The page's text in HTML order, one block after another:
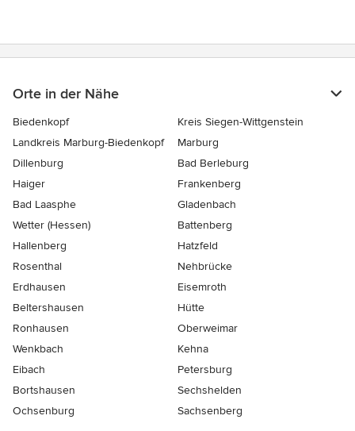
Orte in der Nähe
Biedenkopf
Kreis Siegen-Wittgenstein
Landkreis Marburg-Biedenkopf
Marburg
Dillenburg
Bad Berleburg
Haiger
Frankenberg
Bad Laasphe
Gladenbach
Wetter (Hessen)
Battenberg
Hallenberg
Hatzfeld
Rosenthal
Nehbrücke
Erdhausen
Eisemroth
Beltershausen
Hütte
Ronhausen
Oberweimar
Wenkbach
Kehna
Eibach
Petersburg
Bortshausen
Sechshelden
Ochsenburg
Sachsenberg